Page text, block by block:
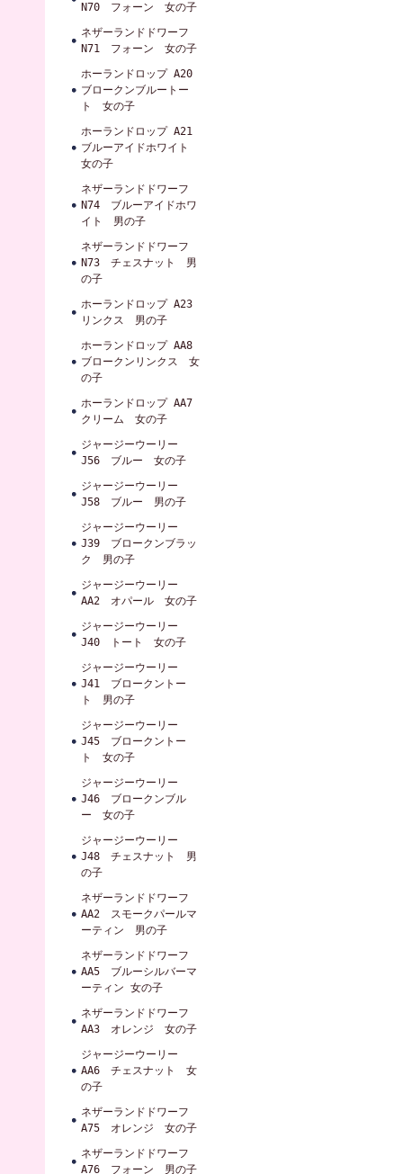
N70 フォーン 女の子
ネザーランドドワーフ
N71 フォーン 女の子
ホーランドロップ A20
ブロークンブルートー
ト 女の子
ホーランドロップ A21
ブルーアイドホワイト
女の子
ネザーランドドワーフ
N74 ブルーアイドホワ
イト 男の子
ネザーランドドワーフ
N73 チェスナット 男
の子
ホーランドロップ A23
リンクス 男の子
ホーランドロップ AA8
ブロークンリンクス 女
の子
ホーランドロップ AA7
クリーム 女の子
ジャージーウーリー
J56 ブルー 女の子
ジャージーウーリー
J58 ブルー 男の子
ジャージーウーリー
J39 ブロークンブラッ
ク 男の子
ジャージーウーリー
AA2 オパール 女の子
ジャージーウーリー
J40 トート 女の子
ジャージーウーリー
J41 ブロークントー
ト 男の子
ジャージーウーリー
J45 ブロークントー
ト 女の子
ジャージーウーリー
J46 ブロークンブル
ー 女の子
ジャージーウーリー
J48 チェスナット 男
の子
ネザーランドドワーフ
AA2 スモークパールマ
ーティン 男の子
ネザーランドドワーフ
AA5 ブルーシルバーマ
ーティン 女の子
ネザーランドドワーフ
AA3 オレンジ 女の子
ジャージーウーリー
AA6 チェスナット 女
の子
ネザーランドドワーフ
A75 オレンジ 女の子
ネザーランドドワーフ
A76 フォーン 男の子